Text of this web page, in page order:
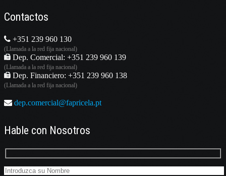
Contactos
+351 239 960 130
(Llamada a la red fija nacional)
Dep. Comercial: +351 239 960 139
(Llamada a la red fija nacional)
Dep. Financiero: +351 239 960 138
(Llamada a la red fija nacional)
dep.comercial@fapricela.pt
Hable con Nosotros